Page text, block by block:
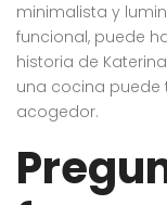
minimalista y
funcional, puede
historia de
una cocina puede
acogedor.